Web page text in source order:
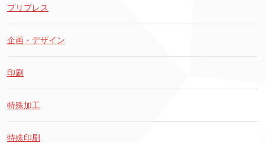
プリプレス
企画・デザイン
印刷
特殊加工
特殊印刷